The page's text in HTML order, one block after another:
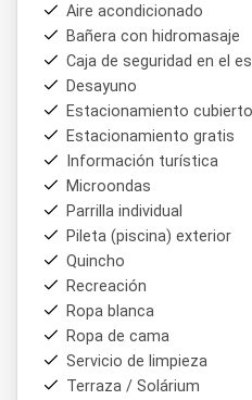
Aire acondicionado
Bañera con hidromasaje
Caja de seguridad en el
Desayuno
Estacionamiento cubierto
Estacionamiento gratis
Información turística
Microondas
Parrilla individual
Pileta (piscina) exterior
Quincho
Recreación
Ropa blanca
Ropa de cama
Servicio de limpieza
Terraza / Solárium